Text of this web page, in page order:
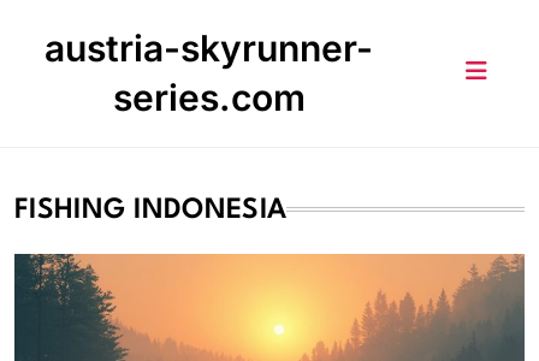
austria-skyrunner-
series.com
FISHING INDONESIA